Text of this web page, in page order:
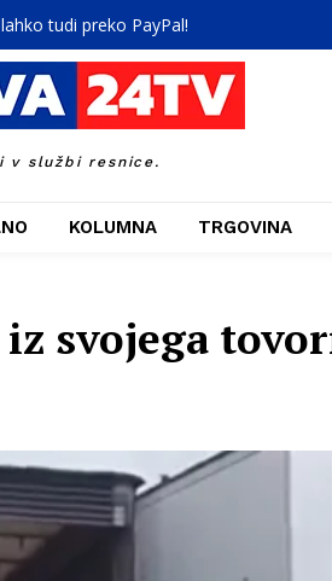
tudi preko PayPal!
v službi resnice.
KOLUMNA TRGOVINA
svojega